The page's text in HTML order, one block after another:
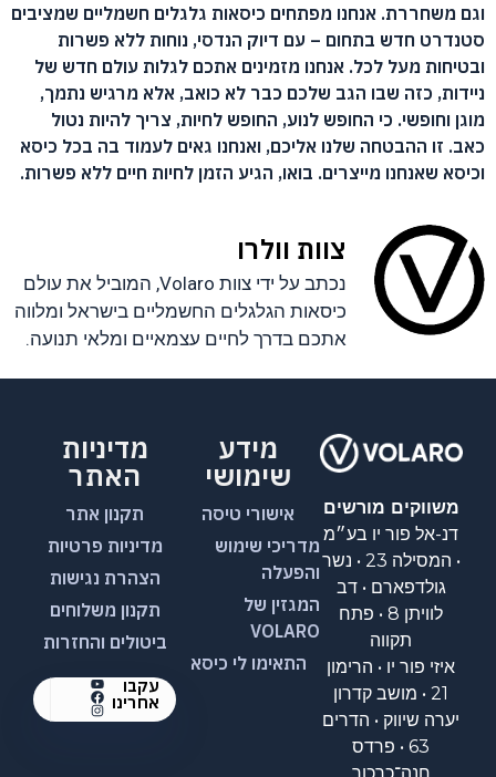
וגם משחררת. אנחנו מפתחים כיסאות גלגלים חשמליים שמציבים
סטנדרט חדש בתחום – עם דיוק הנדסי, נוחות ללא פשרות
ובטיחות מעל לכל. אנחנו מזמינים אתכם לגלות עולם חדש של
ניידות, כזה שבו הגב שלכם כבר לא כואב, אלא מרגיש נתמך,
מוגן וחופשי. כי החופש לנוע, החופש לחיות, צריך להיות נטול
כאב. זו ההבטחה שלנו אליכם, ואנחנו גאים לעמוד בה בכל כיסא
וכיסא שאנחנו מייצרים. בואו, הגיע הזמן לחיות חיים ללא פשרות.
צוות וולרו
נכתב על ידי צוות Volaro, המוביל את עולם
כיסאות הגלגלים החשמליים בישראל ומלווה
אתכם בדרך לחיים עצמאיים ומלאי תנועה.
משווקים מורשים
דנ-אל פור יו בע״מ
• המסילה 23 • נשר
גולדפארם • דב
לוויתן 8 • פתח
תקווה
איזי פור יו • הרימון
21 • מושב קדרון
יערה שיווק • הדרים
63 • פרדס
מידע
שימושי
אישורי טיסה
מדריכי שימוש
והפעלה
המגזין של
VOLARO
התאימו לי כיסא
מדיניות
האתר
תקנון אתר
מדיניות פרטיות
הצהרת נגישות
תקנון משלוחים
ביטולים והחזרות
עקבו
אחרינו